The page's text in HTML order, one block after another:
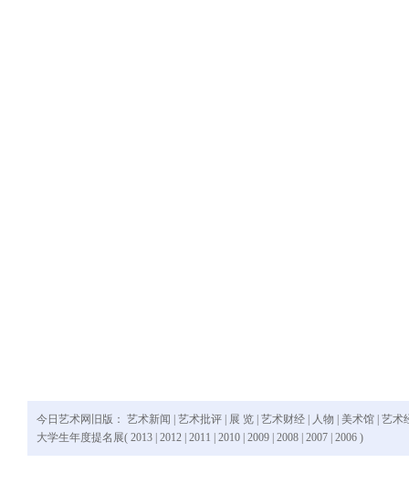
今日艺术网旧版： 艺术新闻 艺术批评 展 览 艺术财经 人物 美术馆 艺术
大学生年度提名展( 2013 2012 2011 2010 2009 2008 2007 2006 )